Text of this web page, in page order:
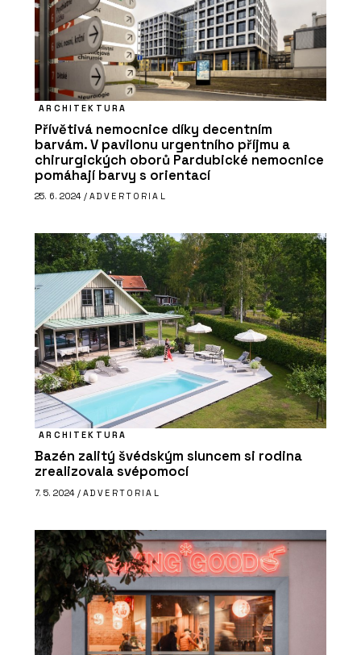
ČLÁNKY
Moderní pojetí páčkových vypínačů
NEXA z tradičních materiálů
PRODUKTY
Vypínače a zásuvky NEXA RONDO -
OBZOR
Vypínače a zásuvky DECENTE - OBZOR
ARCHITEKTURA
Přívětivá nemocnice díky decentním
barvám. V pavilonu urgentního příjmu a
chirurgických oborů Pardubické nemocnice
pomáhají barvy s orientací
25. 6. 2024 / ADVERTORIAL
ARCHITEKTURA
Bazén zalitý švédským sluncem si rodina
zrealizovala svépomocí
7. 5. 2024 / ADVERTORIAL